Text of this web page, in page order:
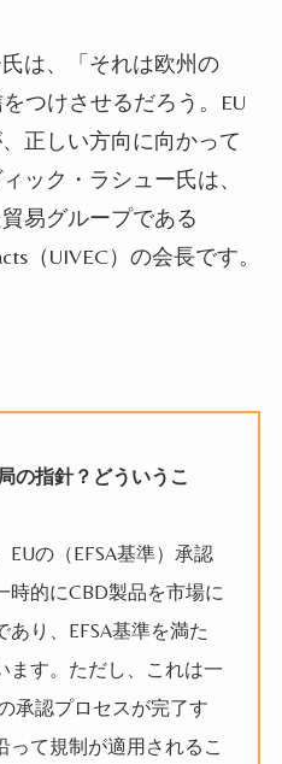
は、「それは欧州の
つけさせるだろう。EU
正しい方向に向かって
ック・ラシュー氏は、
易グループである
（UIVEC）の会長です。
の指針？どういうこ
の（EFSA基準）承認
時的にCBD製品を市場に
り、EFSA基準を満た
ます。ただし、これは一
承認プロセスが完了す
って規制が適用されるこ